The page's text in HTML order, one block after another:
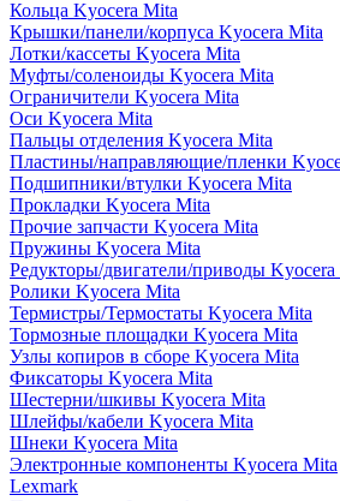
Кольца Kyocera Mita
Крышки/панели/корпуса Kyocera Mita
Лотки/кассеты Kyocera Mita
Муфты/соленоиды Kyocera Mita
Ограничители Kyocera Mita
Оси Kyocera Mita
Пальцы отделения Kyocera Mita
Пластины/направляющие/пленки
Подшипники/втулки Kyocera Mita
Прокладки Kyocera Mita
Прочие запчасти Kyocera Mita
Пружины Kyocera Mita
Редукторы/двигатели/приводы Kyocera
Ролики Kyocera Mita
Термистры/Термостаты Kyocera Mita
Тормозные площадки Kyocera Mita
Узлы копиров в сборе Kyocera Mita
Фиксаторы Kyocera Mita
Шестерни/шкивы Kyocera Mita
Шлейфы/кабели Kyocera Mita
Шнеки Kyocera Mita
Электронные компоненты Kyocera Mita
Lexmark